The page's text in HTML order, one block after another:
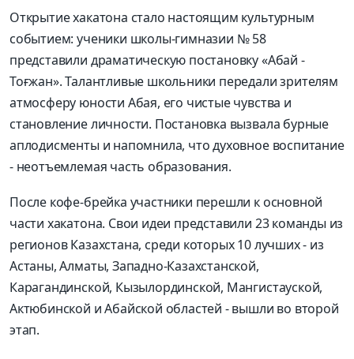
Открытие хакатона стало настоящим культурным
событием: ученики школы-гимназии № 58
представили драматическую постановку «Абай -
Тоғжан». Талантливые школьники передали зрителям
атмосферу юности Абая, его чистые чувства и
становление личности. Постановка вызвала бурные
аплодисменты и напомнила, что духовное воспитание
- неотъемлемая часть образования.
После кофе-брейка участники перешли к основной
части хакатона. Свои идеи представили 23 команды из
регионов Казахстана, среди которых 10 лучших - из
Астаны, Алматы, Западно-Казахстанской,
Карагандинской, Кызылординской, Мангистауской,
Актюбинской и Абайской областей - вышли во второй
этап.